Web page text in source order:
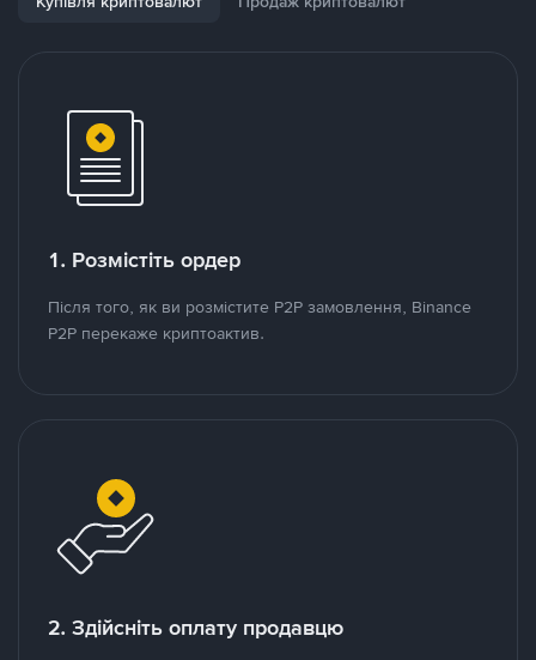
1. Розмістіть ордер
Після того, як ви розмістите P2P замовлення, Binance
P2P перекаже криптоактив.
2. Здійсніть оплату продавцю